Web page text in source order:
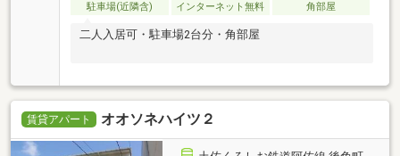
駐車場(近隣含)
インターネット無料 角部屋
二人入居可・駐車場2台分・角部屋
賃貸アパート オオソネハイツ２